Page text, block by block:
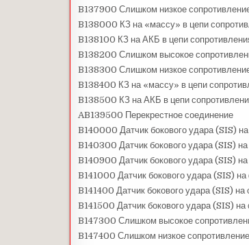
B137900 Слишком низкое
B138000 КЗ на «массу» в цепи
B138100 КЗ на АКБ в цепи
B138200 Слишком высокое
B138300 Слишком низкое
B138400 КЗ на «массу» в цепи
B138500 КЗ на АКБ в цепи
AB139500 Перекрестное соединение
B140000 Датчик бокового удара (SIS)
B140300 Датчик бокового удара (SIS)
B140900 Датчик бокового удара (SIS)
B141000 Датчик бокового удара (SIS)
B141400 Датчик бокового удара (SIS)
B141500 Датчик бокового удара (SIS)
B147300 Слишком высокое
B147400 Слишком низкое